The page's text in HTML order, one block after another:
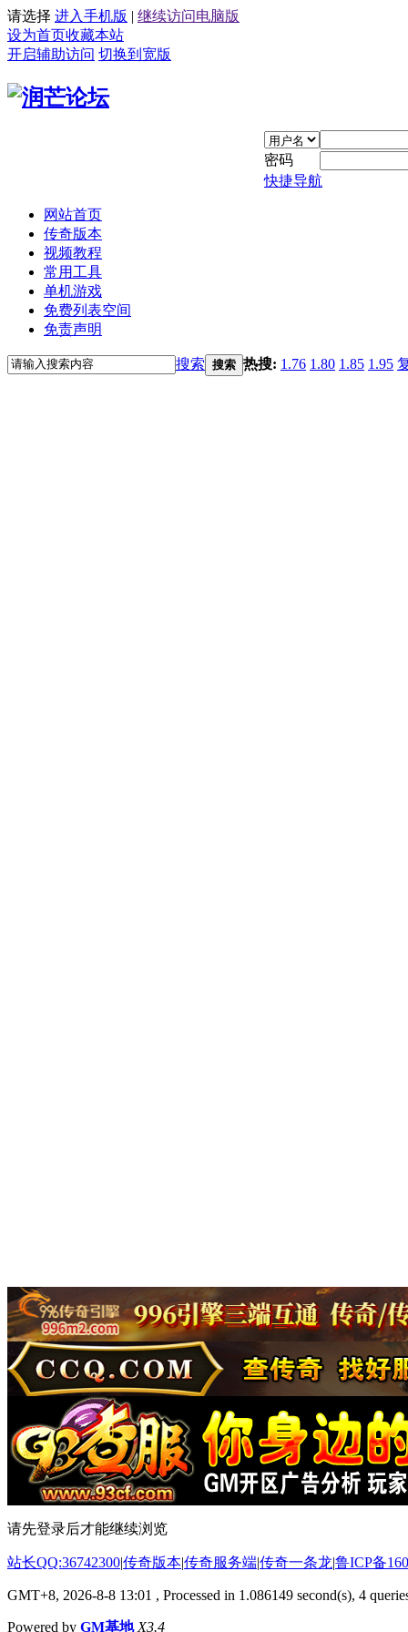
请选择 进入手机版 | 继续访问电脑版
设为首页收藏本站
开启辅助访问 切换到宽版
密码
快捷导航
网站首页
传奇版本
视频教程
常用工具
单机游戏
免费列表空间
免责声明
搜索 搜索 热搜: 1.76 1.80 1.85 1.95
请先登录后才能继续浏览
站长QQ:36742300|传奇版本|传奇服务端|传奇一条龙|鲁ICP备
GMT+8, 2026-8-8 13:01 , Processed in 1.086149 second(s), 4
Powered by GM基地 X3.4